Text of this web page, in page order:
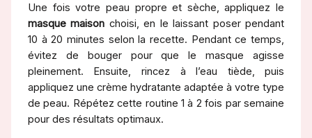
Une fois votre peau propre et sèche, appliquez le
masque maison choisi, en le laissant poser pendant
10 à 20 minutes selon la recette. Pendant ce temps,
évitez de bouger pour que le masque agisse
pleinement. Ensuite, rincez à l’eau tiède, puis
appliquez une crème hydratante adaptée à votre type
de peau. Répétez cette routine 1 à 2 fois par semaine
pour des résultats optimaux.